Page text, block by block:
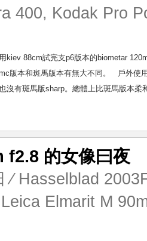
400, Kodak Pro
kiev 88cm試完支p6版本的biometar
版本和斑馬版本有無大不同。 戶外使
沒有斑馬版sharp。總體上比斑馬版本柔
f2.8 的女像曰夜
⁄ Hasselblad
Leica Elmarit M